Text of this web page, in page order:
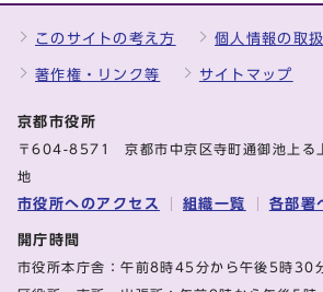
このサイトの考え方 個人情報の取
著作権・リンク等 サイトマップ
京都市役所
〒604-8571 京都市中京区寺町通御池上る
地
市役所へのアクセス 組織一覧 各部署
開庁時間
市役所本庁舎：午前8時45分から午後5時